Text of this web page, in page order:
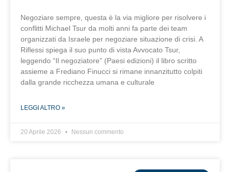
Negoziare sempre, questa è la via migliore per risolvere i
conflitti Michael Tsur da molti anni fa parte dei team
organizzati da Israele per negoziare situazione di crisi. A
Riflessi spiega il suo punto di vista Avvocato Tsur,
leggendo “Il negoziatore” (Paesi edizioni) il libro scritto
assieme a Frediano Finucci si rimane innanzitutto colpiti
dalla grande ricchezza umana e culturale
LEGGI ALTRO »
20 Aprile 2026 Nessun commento